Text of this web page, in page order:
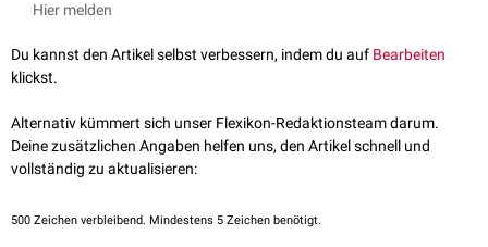
Hier melden
Du kannst den Artikel selbst verbessern, indem du auf Bearbeiten
klickst.
Alternativ kümmert sich unser Flexikon-Redaktionsteam darum.
Deine zusätzlichen Angaben helfen uns, den Artikel schnell und
vollständig zu aktualisieren:
500 Zeichen verbleibend. Mindestens 5 Zeichen benötigt.